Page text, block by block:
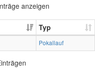
anzeigen
Typ
Pokallauf